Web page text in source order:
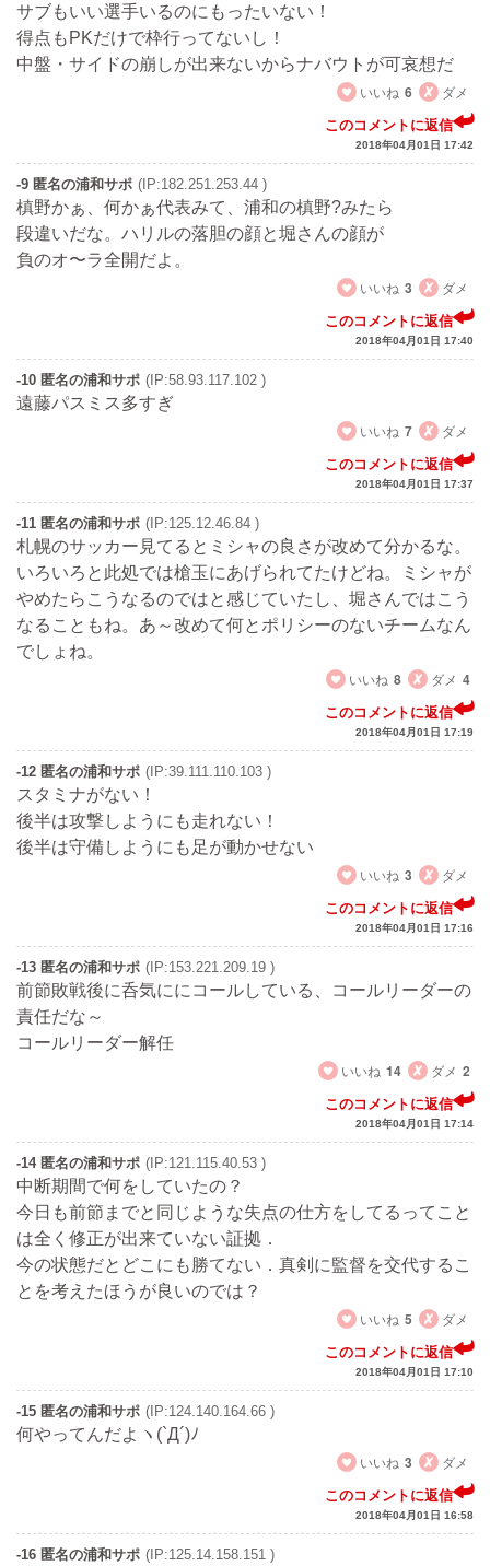
サブもいい選手いるのにもったいない！
得点もPKだけで枠行ってないし！
中盤・サイドの崩しが出来ないからナバウトが可哀想だ
いいね 6 ダメ
このコメントに返信
2018年04月01日 17:42
-9 匿名の浦和サポ (IP:182.251.253.44 )
槙野かぁ、何かぁ代表みて、浦和の槙野?みたら
段違いだな。ハリルの落胆の顔と堀さんの顔が
負のオ〜ラ全開だよ。
いいね 3 ダメ
このコメントに返信
2018年04月01日 17:40
-10 匿名の浦和サポ (IP:58.93.117.102 )
遠藤パスミス多すぎ
いいね 7 ダメ
このコメントに返信
2018年04月01日 17:37
-11 匿名の浦和サポ (IP:125.12.46.84 )
札幌のサッカー見てるとミシャの良さが改めて分かるな。
いろいろと此処では槍玉にあげられてたけどね。ミシャが
やめたらこうなるのではと感じていたし、堀さんではこう
なることもね。あ～改めて何とポリシーのないチームなん
でしょね。
いいね 8 ダメ 4
このコメントに返信
2018年04月01日 17:19
-12 匿名の浦和サポ (IP:39.111.110.103 )
スタミナがない！
後半は攻撃しようにも走れない！
後半は守備しようにも足が動かせない
いいね 3 ダメ
このコメントに返信
2018年04月01日 17:16
-13 匿名の浦和サポ (IP:153.221.209.19 )
前節敗戦後に呑気ににコールしている、コールリーダーの
責任だな～
コールリーダー解任
いいね 14 ダメ 2
このコメントに返信
2018年04月01日 17:14
-14 匿名の浦和サポ (IP:121.115.40.53 )
中断期間で何をしていたの？
今日も前節までと同じような失点の仕方をしてるってこと
は全く修正が出来ていない証拠．
今の状態だとどこにも勝てない．真剣に監督を交代するこ
とを考えたほうが良いのでは？
いいね 5 ダメ
このコメントに返信
2018年04月01日 17:10
-15 匿名の浦和サポ (IP:124.140.164.66 )
何やってんだよヽ(`Д´)ﾉ
いいね 3 ダメ
このコメントに返信
2018年04月01日 16:58
-16 匿名の浦和サポ (IP:125.14.158.151 )